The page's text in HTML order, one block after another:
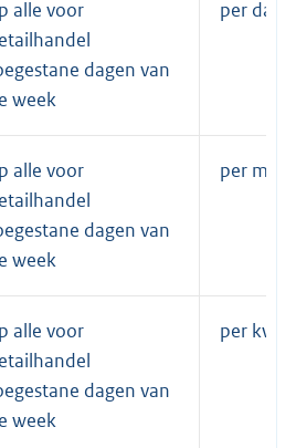
alle voor
dagen van
week
per dag
alle voor
dagen van
week
per
alle voor
dagen van
week
per